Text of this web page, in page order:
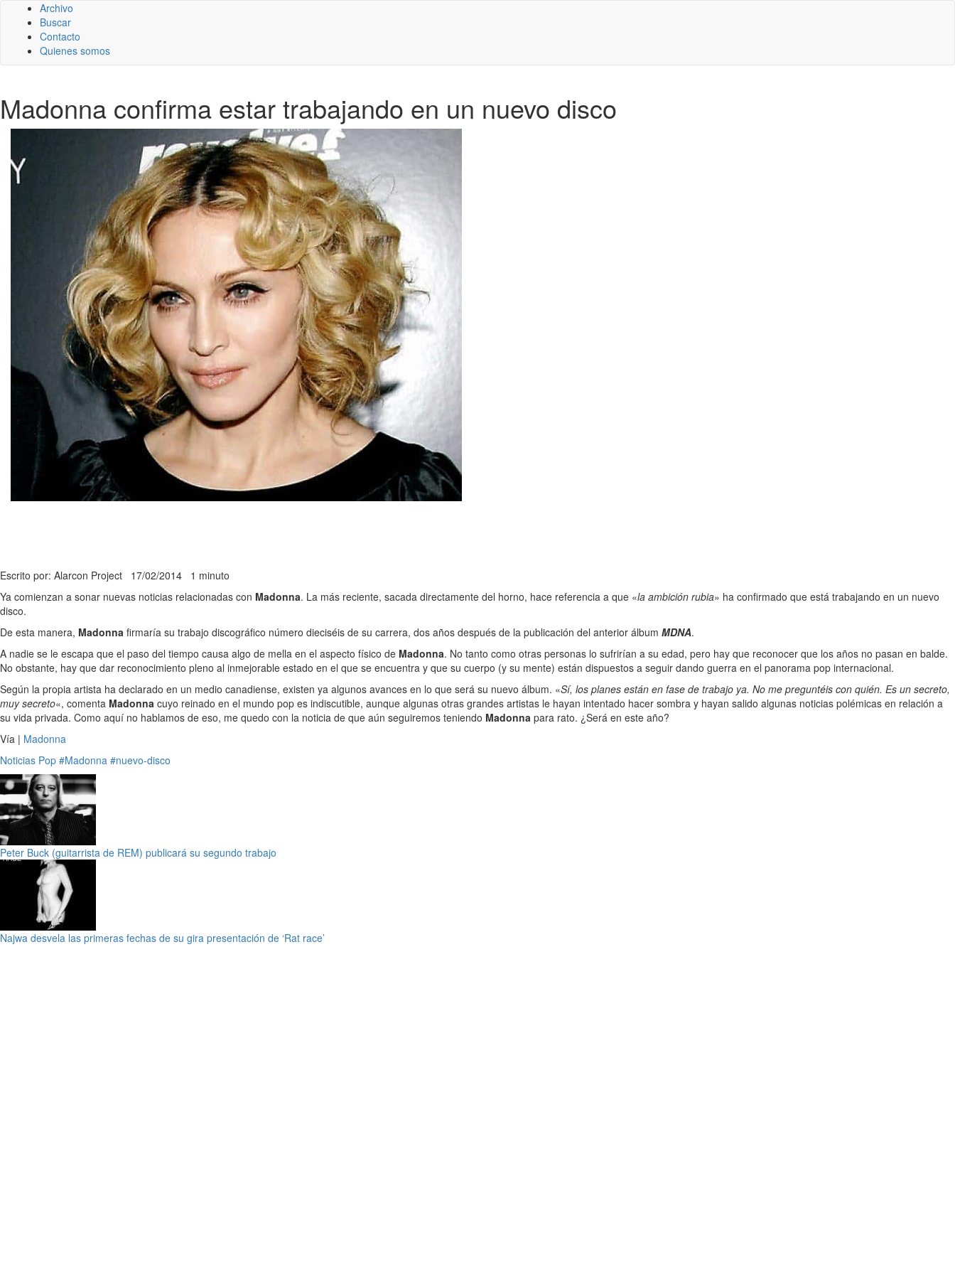
Archivo
Buscar
Contacto
Quienes somos
Madonna confirma estar trabajando en un nuevo disco
Escrito por: Alarcon Project 17/02/2014 1 minuto
Ya comienzan a sonar nuevas noticias relacionadas con Madonna. La más reciente, sacada directamente del horno, hace referencia a que «la ambición rubia» ha confirmado que está trabajando en un nuevo
disco.
De esta manera, Madonna firmaría su trabajo discográfico número dieciséis de su carrera, dos años después de la publicación del anterior álbum MDNA.
A nadie se le escapa que el paso del tiempo causa algo de mella en el aspecto físico de Madonna. No tanto como otras personas lo sufrirían a su edad, pero hay que reconocer que los años no pasan en balde.
No obstante, hay que dar reconocimiento pleno al inmejorable estado en el que se encuentra y que su cuerpo (y su mente) están dispuestos a seguir dando guerra en el panorama pop internacional.
Según la propia artista ha declarado en un medio canadiense, existen ya algunos avances en lo que será su nuevo álbum. «Sí, los planes están en fase de trabajo ya. No me preguntéis con quién. Es un secreto,
muy secreto«, comenta Madonna cuyo reinado en el mundo pop es indiscutible, aunque algunas otras grandes artistas le hayan intentado hacer sombra y hayan salido algunas noticias polémicas en relación a
su vida privada. Como aquí no hablamos de eso, me quedo con la noticia de que aún seguiremos teniendo Madonna para rato. ¿Será en este año?
Vía | Madonna
Noticias Pop #Madonna #nuevo-disco
Peter Buck (guitarrista de REM) publicará su segundo trabajo
Najwa desvela las primeras fechas de su gira presentación de ‘Rat race’